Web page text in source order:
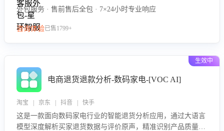
外包服务 · 售前售后全包 · 7×24小时专业响应
咨询体验已售1799+
生效中
电商退货退款分析-数码家电-[VOC AI]
淘宝 | 京东 | 抖音 | 快手
这是一款面向数码家电行业的智能退货分析应用，通过大语言
模型深度解析买家退货数据与评价原声，精准识别产品质量、